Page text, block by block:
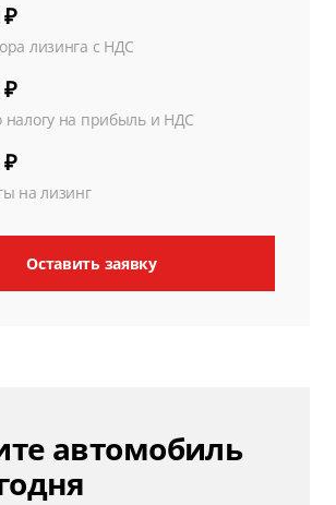
₽
лизинга с НДС
₽
налогу на прибыль и НДС
₽
на лизинг
Оставить заявку
автомобиль